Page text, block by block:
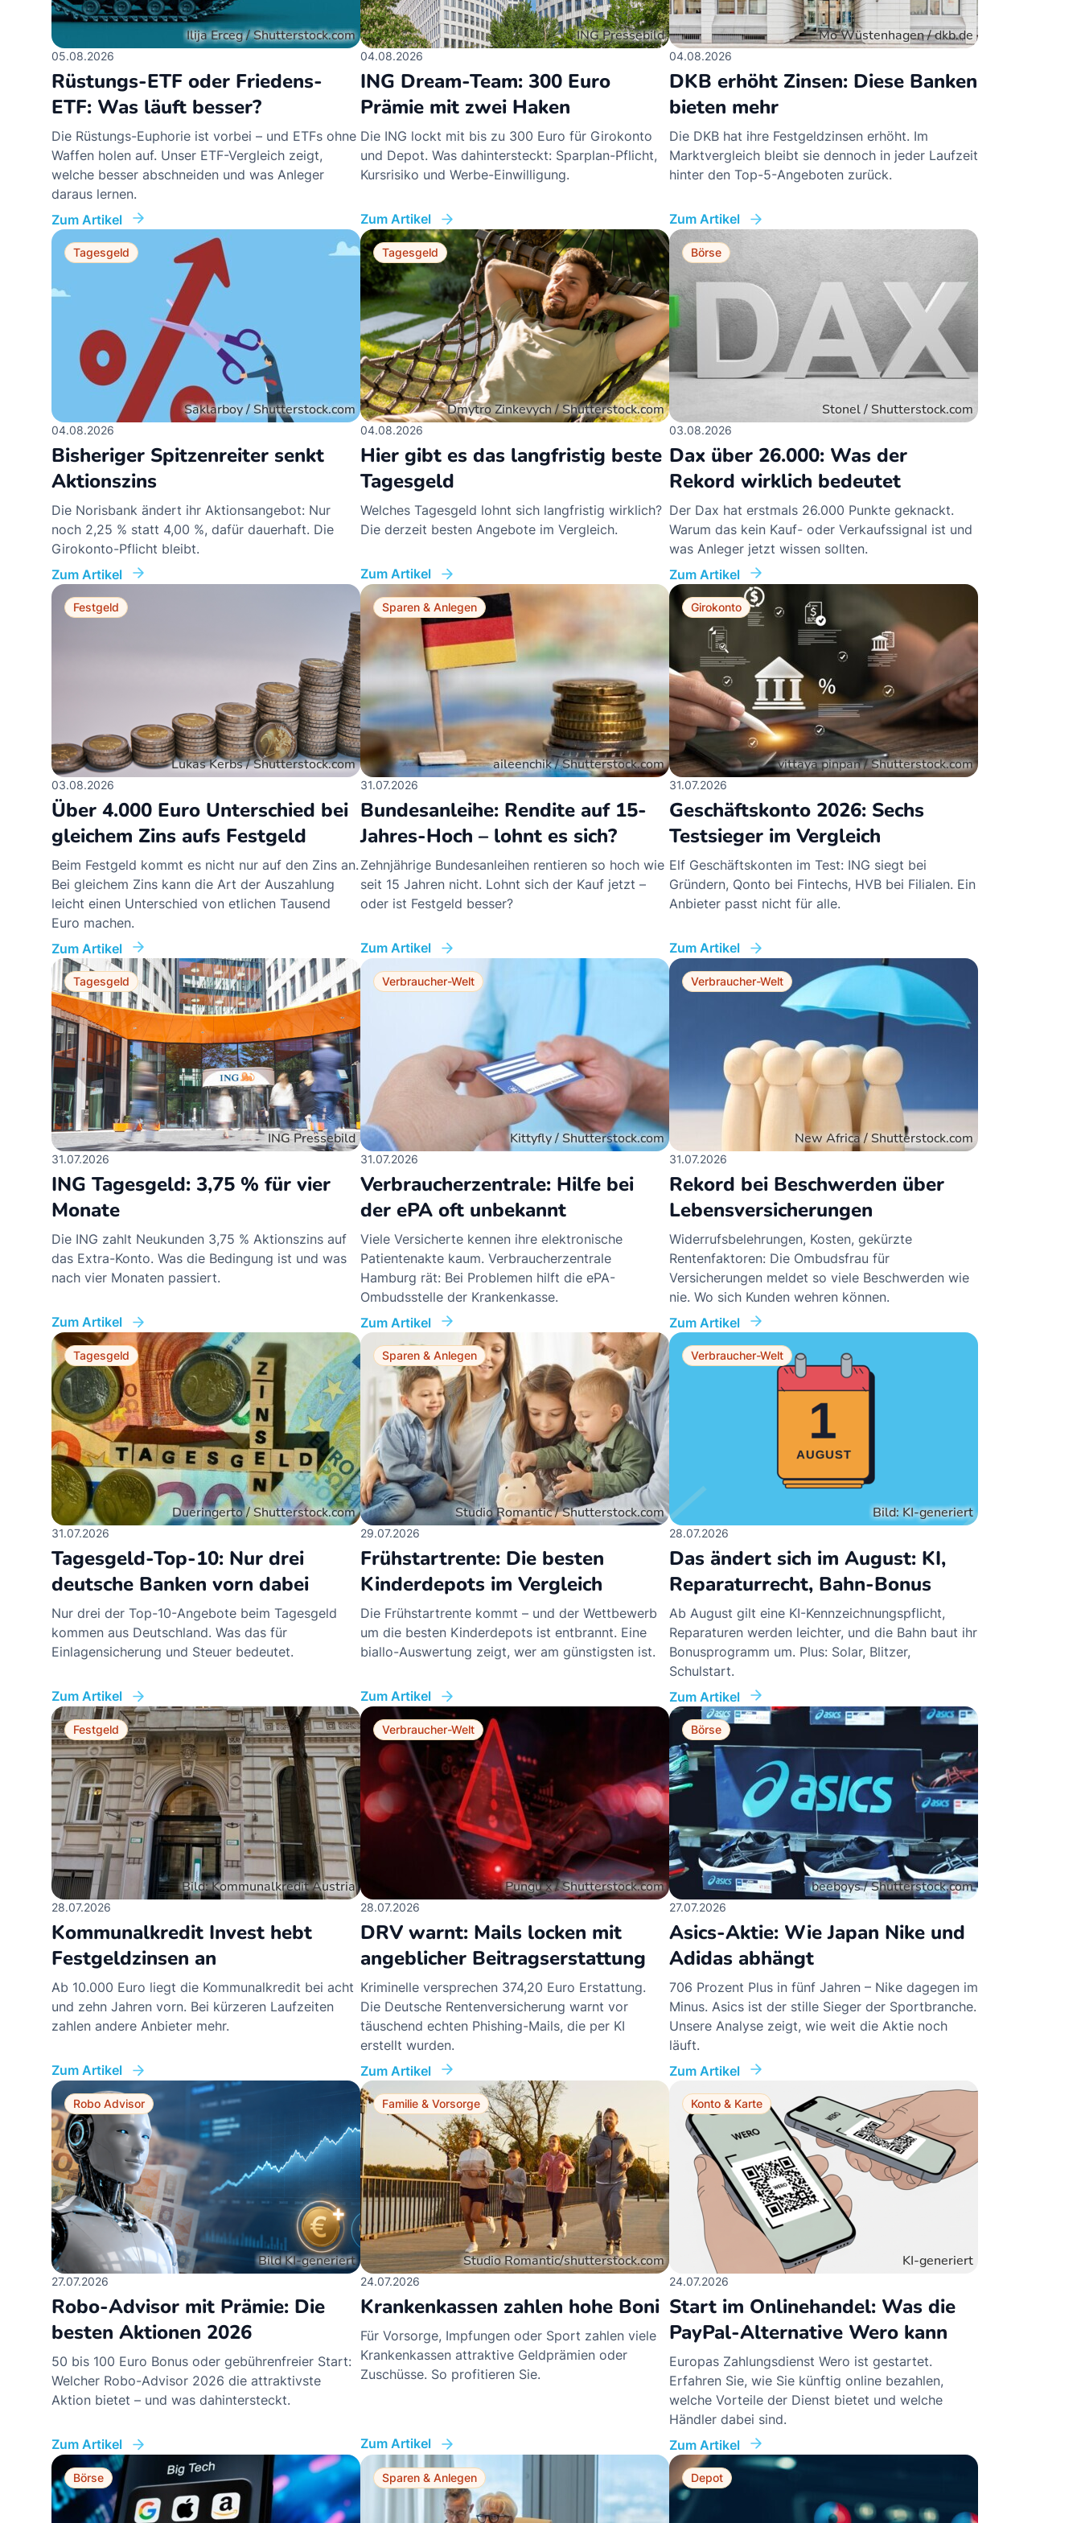
Sichere Geldanlagen
05.08.2026
Rüstungs-ETF oder Friedens-
ETF: Was läuft besser?
Die Rüstungs-Euphorie ist vorbei – und ETFs ohne
Waffen holen auf. Unser ETF-Vergleich zeigt,
welche besser abschneiden und was Anleger
daraus lernen.
Zum Artikel
04.08.2026
ING Dream-Team: 300 Euro
Prämie mit zwei Haken
Die ING lockt mit bis zu 300 Euro für Girokonto
und Depot. Was dahintersteckt: Sparplan-Pflicht,
Kursrisiko und Werbe-Einwilligung.
Zum Artikel
04.08.2026
DKB erhöht Zinsen: Diese Banken
bieten mehr
Die DKB hat ihre Festgeldzinsen erhöht. Im
Marktvergleich bleibt sie dennoch in jeder Laufzeit
hinter den Top-5-Angeboten zurück.
Zum Artikel
Tagesgeld
04.08.2026
Bisheriger Spitzenreiter senkt
Aktionszins
Die Norisbank ändert ihr Aktionsangebot: Nur
noch 2,25 % statt 4,00 %, dafür dauerhaft. Die
Girokonto-Pflicht bleibt.
Zum Artikel
Tagesgeld
04.08.2026
Hier gibt es das langfristig beste
Tagesgeld
Welches Tagesgeld lohnt sich langfristig wirklich?
Die derzeit besten Angebote im Vergleich.
Zum Artikel
Börse
03.08.2026
Dax über 26.000: Was der
Rekord wirklich bedeutet
Der Dax hat erstmals 26.000 Punkte geknackt.
Warum das kein Kauf- oder Verkaufssignal ist und
was Anleger jetzt wissen sollten.
Zum Artikel
Festgeld
03.08.2026
Über 4.000 Euro Unterschied bei
gleichem Zins aufs Festgeld
Beim Festgeld kommt es nicht nur auf den Zins an.
Bei gleichem Zins kann die Art der Auszahlung
leicht einen Unterschied von etlichen Tausend
Euro machen.
Zum Artikel
Sparen & Anlegen
31.07.2026
Bundesanleihe: Rendite auf 15-
Jahres-Hoch – lohnt es sich?
Zehnjährige Bundesanleihen rentieren so hoch wie
seit 15 Jahren nicht. Lohnt sich der Kauf jetzt –
oder ist Festgeld besser?
Zum Artikel
Girokonto
31.07.2026
Geschäftskonto 2026: Sechs
Testsieger im Vergleich
Elf Geschäftskonten im Test: ING siegt bei
Gründern, Qonto bei Fintechs, HVB bei Filialen. Ein
Anbieter passt nicht für alle.
Zum Artikel
Tagesgeld
31.07.2026
ING Tagesgeld: 3,75 % für vier
Monate
Die ING zahlt Neukunden 3,75 % Aktionszins auf
das Extra-Konto. Was die Bedingung ist und was
nach vier Monaten passiert.
Zum Artikel
Verbraucher-Welt
31.07.2026
Verbraucherzentrale: Hilfe bei
der ePA oft unbekannt
Viele Versicherte kennen ihre elektronische
Patientenakte kaum. Verbraucherzentrale
Hamburg rät: Bei Problemen hilft die ePA-
Ombudsstelle der Krankenkasse.
Zum Artikel
Verbraucher-Welt
31.07.2026
Rekord bei Beschwerden über
Lebensversicherungen
Widerrufsbelehrungen, Kosten, gekürzte
Rentenfaktoren: Die Ombudsfrau für
Versicherungen meldet so viele Beschwerden wie
nie. Wo sich Kunden wehren können.
Zum Artikel
Tagesgeld
31.07.2026
Tagesgeld-Top-10: Nur drei
deutsche Banken vorn dabei
Nur drei der Top-10-Angebote beim Tagesgeld
kommen aus Deutschland. Was das für
Einlagensicherung und Steuer bedeutet.
Zum Artikel
Sparen & Anlegen
29.07.2026
Frühstartrente: Die besten
Kinderdepots im Vergleich
Die Frühstartrente kommt – und der Wettbewerb
um die besten Kinderdepots ist entbrannt. Eine
biallo-Auswertung zeigt, wer am günstigsten ist.
Zum Artikel
Verbraucher-Welt
28.07.2026
Das ändert sich im August: KI,
Reparaturrecht, Bahn-Bonus
Ab August gilt eine KI-Kennzeichnungspflicht,
Reparaturen werden leichter, und die Bahn baut ihr
Bonusprogramm um. Plus: Solar, Blitzer,
Schulstart.
Zum Artikel
Festgeld
28.07.2026
Kommunalkredit Invest hebt
Festgeldzinsen an
Ab 10.000 Euro liegt die Kommunalkredit bei acht
und zehn Jahren vorn. Bei kürzeren Laufzeiten
zahlen andere Anbieter mehr.
Zum Artikel
Verbraucher-Welt
28.07.2026
DRV warnt: Mails locken mit
angeblicher Beitragserstattung
Kriminelle versprechen 374,20 Euro Erstattung.
Die Deutsche Rentenversicherung warnt vor
täuschend echten Phishing-Mails, die per KI
erstellt wurden.
Zum Artikel
Börse
27.07.2026
Asics-Aktie: Wie Japan Nike und
Adidas abhängt
706 Prozent Plus in fünf Jahren – Nike dagegen im
Minus. Asics ist der stille Sieger der Sportbranche.
Unsere Analyse zeigt, wie weit die Aktie noch
läuft.
Zum Artikel
Robo Advisor
27.07.2026
Robo-Advisor mit Prämie: Die
besten Aktionen 2026
50 bis 100 Euro Bonus oder gebührenfreier Start:
Welcher Robo-Advisor 2026 die attraktivste
Aktion bietet – und was dahintersteckt.
Zum Artikel
Familie & Vorsorge
24.07.2026
Krankenkassen zahlen hohe Boni
Für Vorsorge, Impfungen oder Sport zahlen viele
Krankenkassen attraktive Geldprämien oder
Zuschüsse. So profitieren Sie.
Zum Artikel
Konto & Karte
24.07.2026
Start im Onlinehandel: Was die
PayPal-Alternative Wero kann
Europas Zahlungsdienst Wero ist gestartet.
Erfahren Sie, wie Sie künftig online bezahlen,
welche Vorteile der Dienst bietet und welche
Händler dabei sind.
Zum Artikel
Börse Sparen & Anlegen Depot